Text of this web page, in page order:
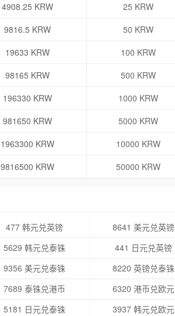
4908.25 KRW 25 KRW
9816.5 KRW 50 KRW
19633 KRW 100 KRW
98165 KRW 500 KRW
196330 KRW 1000 KRW
981650 KRW 5000 KRW
1963300 KRW 10000 KRW
9816500 KRW 50000 KRW
477 韩元兑英镑 8641 美元兑英镑
5629 韩元兑泰铢 441 日元兑英镑
9356 美元兑泰铢 8220 英镑兑泰铢
7689 泰铢兑港币 6320 港币兑欧元
5181 日元兑泰铢 3937 韩元兑欧元